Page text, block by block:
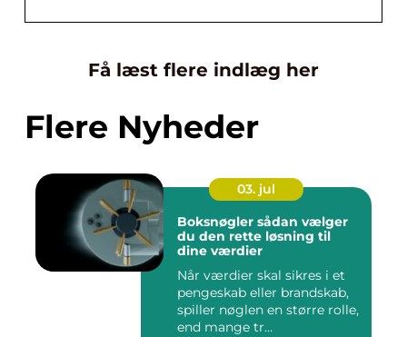
Få læst flere indlæg her
Flere Nyheder
03. jul
Boksnøgler sådan vælger
du den rette løsning til
dine værdier
Når værdier skal sikres i et
pengeskab eller brandskab,
spiller nøglen en større rolle,
end mange tr...